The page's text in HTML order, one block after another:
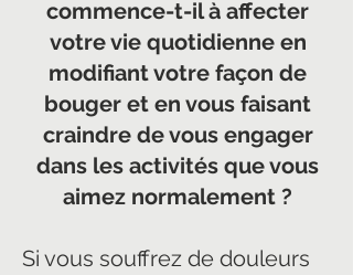
commence-t-il à affecter
votre vie quotidienne en
modifiant votre façon de
bouger et en vous faisant
craindre de vous engager
dans les activités que vous
aimez normalement ?
Si vous souffrez de douleurs